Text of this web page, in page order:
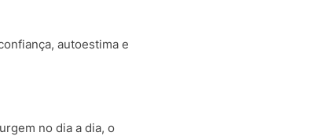
autoestima e
no dia a dia, o